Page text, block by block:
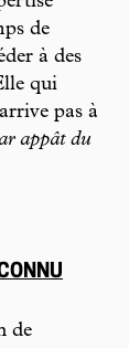
de
à des
qui
pas à
appât du
de